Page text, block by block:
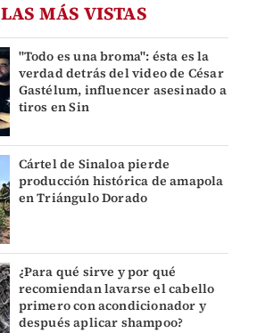
LAS MÁS VISTAS
"Todo es una broma": ésta es la
verdad detrás del video de César
Gastélum, influencer asesinado a
tiros en Sin
Cártel de Sinaloa pierde
producción histórica de amapola
en Triángulo Dorado
¿Para qué sirve y por qué
recomiendan lavarse el cabello
primero con acondicionador y
después aplicar shampoo?